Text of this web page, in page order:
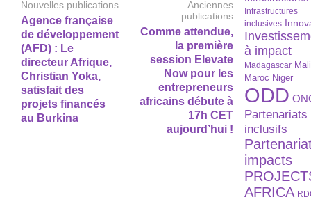
Nouvelles publications
Agence française
de développement
(AFD) : Le
directeur Afrique,
Christian Yoka,
satisfait des
projets financés
au Burkina
Anciennes
publications
Comme attendue,
la première
session Elevate
Now pour les
entrepreneurs
africains débute à
17h CET
aujourd’hui !
Infrastructures
inclusives
à impact
Madagascar Mali
Maroc Niger
ODD
Partenariats
inclusifs
impacts
AFRICA